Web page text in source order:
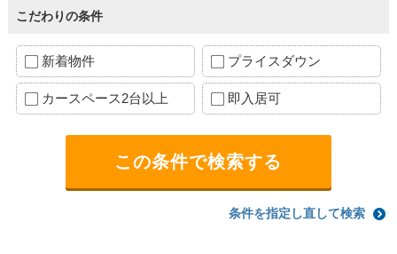
こだわりの条件
新着物件 プライスダウン
カースペース2台以上 即入居可
条件を指定し直して検索